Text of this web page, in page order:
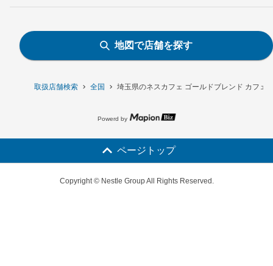
取扱店舗検索 全国 埼玉県のネスカフェ ゴールドブレンド カフェ
地図で店舗を探す
Powerd by
ページトップ
Copyright © Nestle Group All Rights Reserved.